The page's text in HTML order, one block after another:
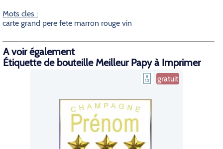
Mots cles :
carte grand pere fete marron rouge vin
A voir également
Étiquette de bouteille Meilleur Papy à Imprimer
gratuit